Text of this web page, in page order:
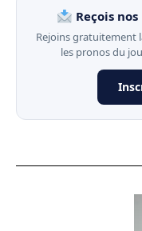
Reçois
Rejoins gratuitement
les pronos du